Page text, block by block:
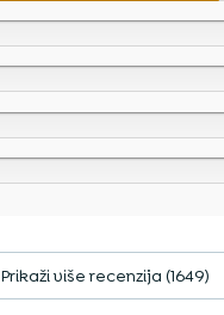
Prikaži više recenzija (1649)